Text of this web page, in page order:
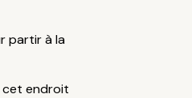
partir à la
cet endroit